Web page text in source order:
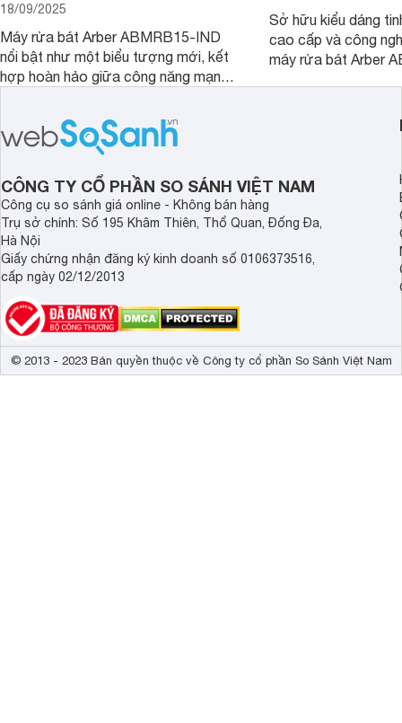
18/09/2025
Máy rửa bát Arber ABMRB15-IND
nổi bật như một biểu tượng mới, kết
hợp hoàn hảo giữa công năng mạnh
thủ đắc lực giúp giải phóng đôi tay,
mang lại sự thoải mái và sang trọng
trong từng khoảnh khắc quây quần.
Sở hữu kiểu dáng
cao cấp và công
máy rửa bát Arber
luôn sạch bóng,
CÔNG TY CỔ PHẦN SO SÁNH VIỆT NAM
Công cụ so sánh giá online - Không bán hàng
Trụ sở chính: Số 195 Khâm Thiên, Thổ Quan, Đống Đa,
Hà Nội
Giấy chứng nhận đăng ký kinh doanh số 0106373516,
cấp ngày 02/12/2013
© 2013 - 2023 Bản quyền thuộc về Công ty cổ phần So Sánh Việt Nam